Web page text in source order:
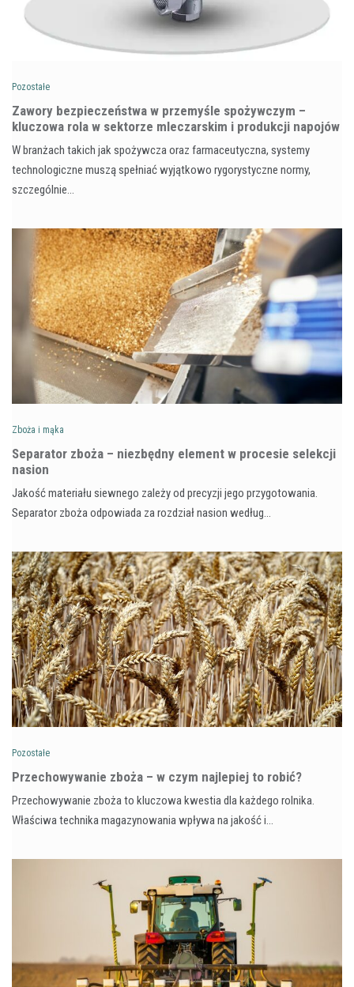
Pozostałe
Zawory bezpieczeństwa w przemyśle spożywczym –
kluczowa rola w sektorze mleczarskim i produkcji napojów
W branżach takich jak spożywcza oraz farmaceutyczna, systemy
technologiczne muszą spełniać wyjątkowo rygorystyczne normy,
szczególnie…
Zboża i mąka
Separator zboża – niezbędny element w procesie selekcji
nasion
Jakość materiału siewnego zależy od precyzji jego przygotowania.
Separator zboża odpowiada za rozdział nasion według…
Pozostałe
Przechowywanie zboża – w czym najlepiej to robić?
Przechowywanie zboża to kluczowa kwestia dla każdego rolnika.
Właściwa technika magazynowania wpływa na jakość i…